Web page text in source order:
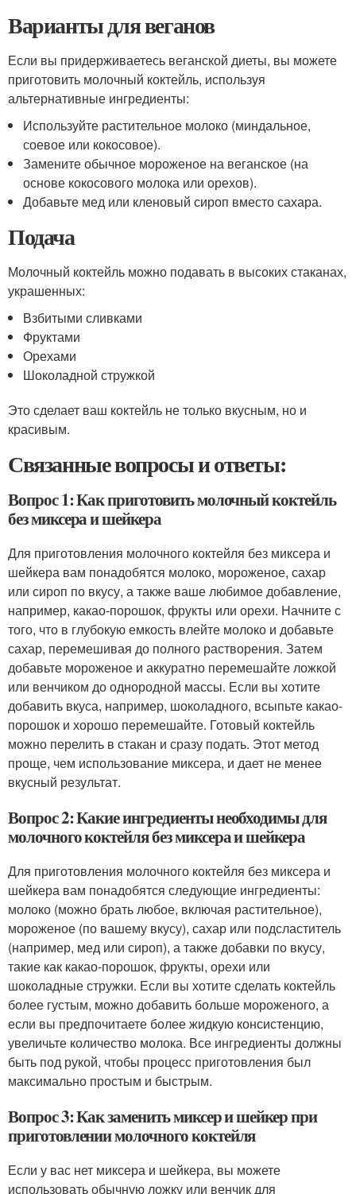
Варианты для веганов
Если вы придерживаетесь веганской диеты, вы можете
приготовить молочный коктейль, используя
альтернативные ингредиенты:
Используйте растительное молоко (миндальное,
соевое или кокосовое).
Замените обычное мороженое на веганское (на
основе кокосового молока или орехов).
Добавьте мед или кленовый сироп вместо сахара.
Подача
Молочный коктейль можно подавать в высоких стаканах,
украшенных:
Взбитыми сливками
Фруктами
Орехами
Шоколадной стружкой
Это сделает ваш коктейль не только вкусным, но и
красивым.
Связанные вопросы и ответы:
Вопрос 1: Как приготовить молочный коктейль
без миксера и шейкера
Для приготовления молочного коктейля без миксера и
шейкера вам понадобятся молоко, мороженое, сахар
или сироп по вкусу, а также ваше любимое добавление,
например, какао-порошок, фрукты или орехи. Начните с
того, что в глубокую емкость влейте молоко и добавьте
сахар, перемешивая до полного растворения. Затем
добавьте мороженое и аккуратно перемешайте ложкой
или венчиком до однородной массы. Если вы хотите
добавить вкуса, например, шоколадного, всыпьте какао-
порошок и хорошо перемешайте. Готовый коктейль
можно перелить в стакан и сразу подать. Этот метод
проще, чем использование миксера, и дает не менее
вкусный результат.
Вопрос 2: Какие ингредиенты необходимы для
молочного коктейля без миксера и шейкера
Для приготовления молочного коктейля без миксера и
шейкера вам понадобятся следующие ингредиенты:
молоко (можно брать любое, включая растительное),
мороженое (по вашему вкусу), сахар или подсластитель
(например, мед или сироп), а также добавки по вкусу,
такие как какао-порошок, фрукты, орехи или
шоколадные стружки. Если вы хотите сделать коктейль
более густым, можно добавить больше мороженого, а
если вы предпочитаете более жидкую консистенцию,
увеличьте количество молока. Все ингредиенты должны
быть под рукой, чтобы процесс приготовления был
максимально простым и быстрым.
Вопрос 3: Как заменить миксер и шейкер при
приготовлении молочного коктейля
Если у вас нет миксера и шейкера, вы можете
использовать обычную ложку или венчик для